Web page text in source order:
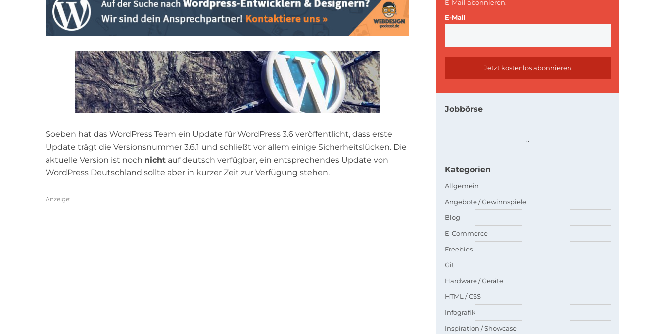
Soeben hat das WordPress Team ein Update für WordPress 3.6 veröffentlicht, dass erste
Update trägt die Versionsnummer 3.6.1 und schließt vor allem einige Sicherheitslücken. Die
aktuelle Version ist noch nicht auf deutsch verfügbar, ein entsprechendes Update von
WordPress Deutschland sollte aber in kurzer Zeit zur Verfügung stehen.
Anzeige:
E-Mail abonnieren.
E-Mail
Jobbörse
..
Kategorien
Allgemein
Angebote / Gewinnspiele
Blog
E-Commerce
Freebies
Git
Hardware / Geräte
HTML / CSS
Infografik
Inspiration / Showcase